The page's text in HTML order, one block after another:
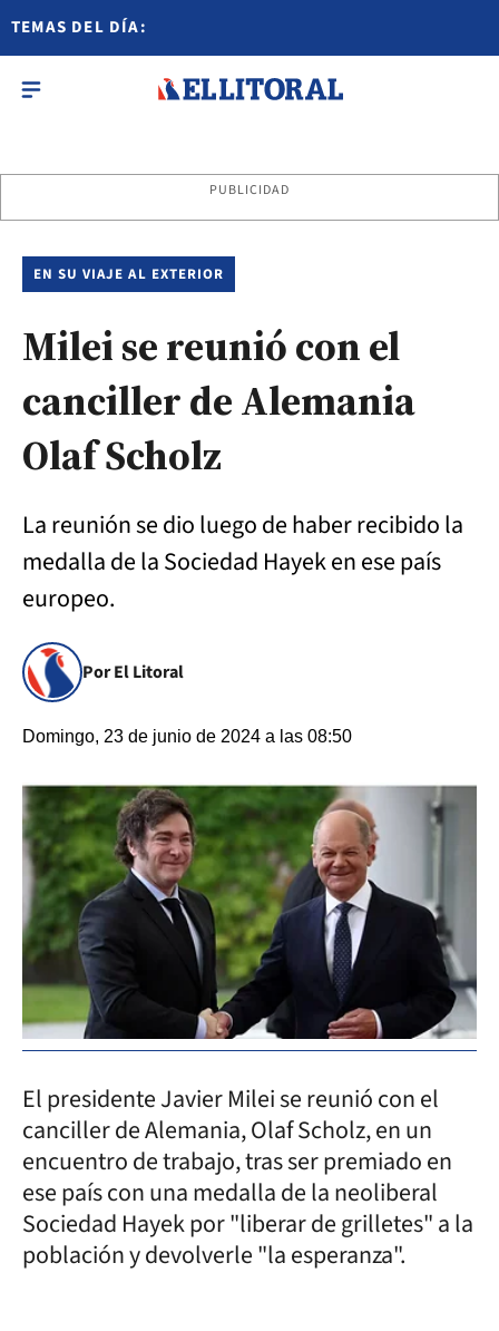
TEMAS DEL DÍA:
PUBLICIDAD
EN SU VIAJE AL EXTERIOR
Milei se reunió con el
canciller de Alemania
Olaf Scholz
La reunión se dio luego de haber recibido la
medalla de la Sociedad Hayek en ese país
europeo.
Por El Litoral
Domingo, 23 de junio de 2024 a las 08:50
El presidente Javier Milei se reunió con el
canciller de Alemania, Olaf Scholz, en un
encuentro de trabajo, tras ser premiado en
ese país con una medalla de la neoliberal
Sociedad Hayek por "liberar de grilletes" a la
población y devolverle "la esperanza".